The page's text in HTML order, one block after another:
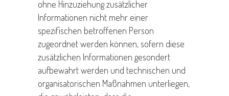
ohne Hinzuziehung zusätzlicher
Informationen nicht mehr einer
spezifischen betroffenen Person
zugeordnet werden können, sofern diese
zusätzlichen Informationen gesondert
aufbewahrt werden und technischen und
organisatorischen Maßnahmen unterliegen,